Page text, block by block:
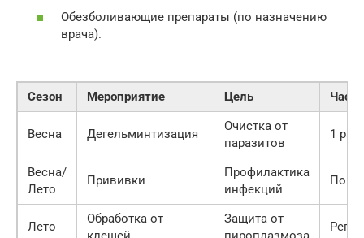
Обезболивающие препараты (по назначению
врача).
Сезон Мероприятие Цель
Весна Дегельминтизация
Очистка от
паразитов
1 раз
Весна/
Лето
Прививки
Профилактика
инфекций
По
Лето
Обработка от
Защита от